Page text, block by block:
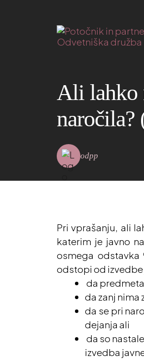
Ali lahko
naročila?
odpp
Pri vprašanju, ali
katerim je javno
osmega odstavka
odstopi od izvedbe
da
da zanj nima
da se pri
dejanja ali
da so
izvedba